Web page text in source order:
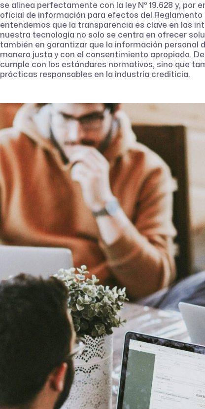
se alinea perfectamente con la ley Nº 19.628 y, por
oficial de información para efectos del Reglamento
entendemos que la transparencia es clave en las
nuestra tecnología no solo se centra en ofrecer
también en garantizar que la información personal
manera justa y con el consentimiento apropiado.
cumple con los estándares normativos, sino que
prácticas responsables en la industria crediticia.